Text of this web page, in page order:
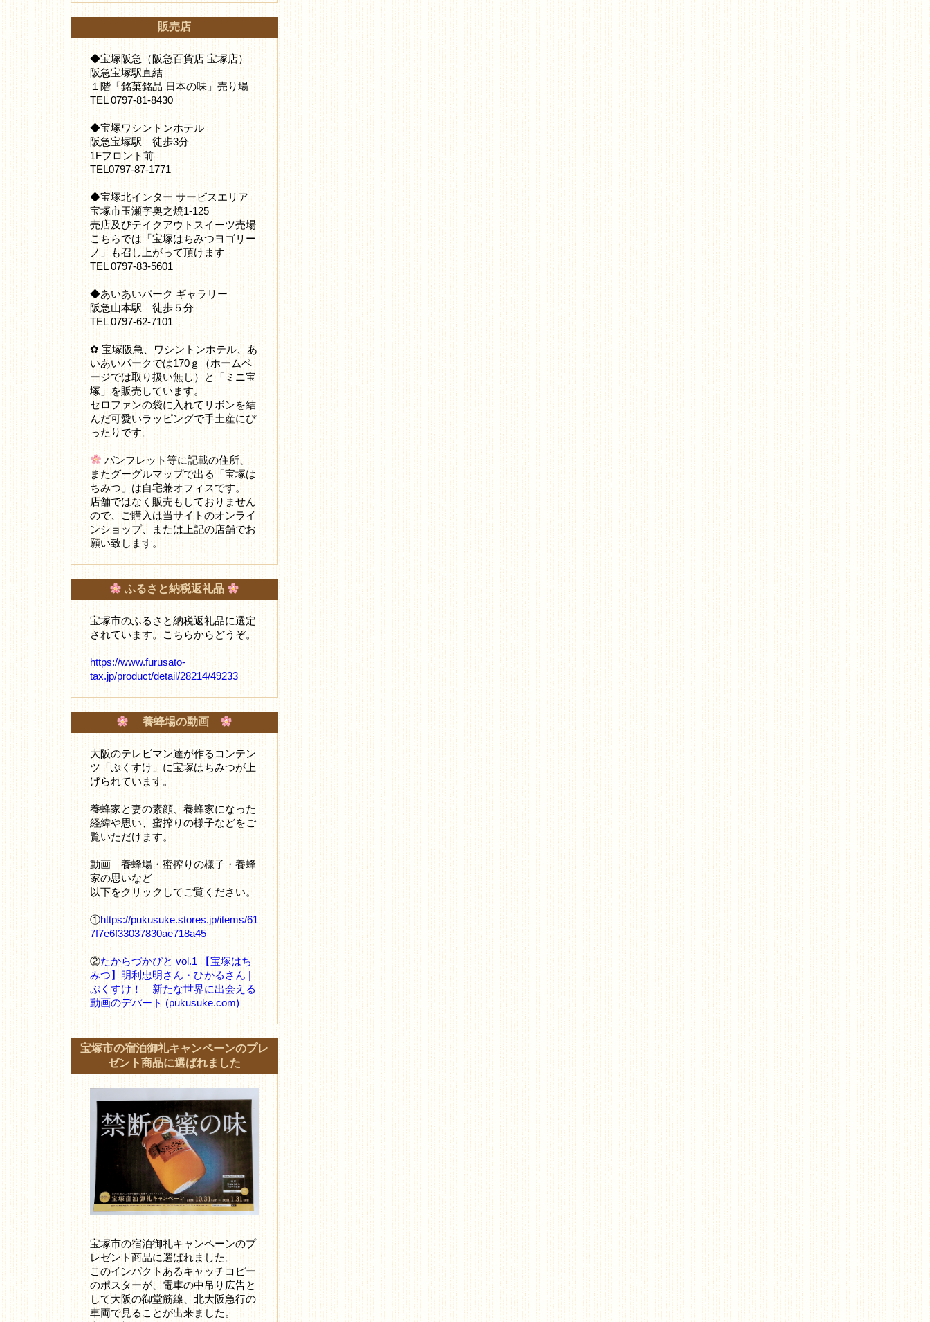
販売店
◆宝塚阪急（阪急百貨店 宝塚店）
阪急宝塚駅直結
１階「銘菓銘品 日本の味」売り場
TEL 0797-81-8430
◆宝塚ワシントンホテル
阪急宝塚駅 徒歩3分
1Fフロント前
TEL0797-87-1771
◆宝塚北インター サービスエリア
宝塚市玉瀬字奥之焼1-125
売店及びテイクアウトスイーツ売場
こちらでは「宝塚はちみつヨゴリー
ノ」も召し上がって頂けます
TEL 0797-83-5601
◆あいあいパーク ギャラリー
阪急山本駅 徒歩５分
TEL 0797-62-7101
✿ 宝塚阪急、ワシントンホテル、あ
いあいパークでは170ｇ（ホームペ
ージでは取り扱い無し）と「ミニ宝
塚」を販売しています。
セロファンの袋に入れてリボンを結
んだ可愛いラッピングで手土産にぴ
ったりです。
パンフレット等に記載の住所、
またグーグルマップで出る「宝塚は
ちみつ」は自宅兼オフィスです。
店舗ではなく販売もしておりません
ので、ご購入は当サイトのオンライ
ンショップ、または上記の店舗でお
願い致します。
ふるさと納税返礼品
宝塚市のふるさと納税返礼品に選定
されています。こちらからどうぞ。
https://www.furusato-
tax.jp/product/detail/28214/49233
養蜂場の動画
大阪のテレビマン達が作るコンテン
ツ「ぷくすけ」に宝塚はちみつが上
げられています。
養蜂家と妻の素顔、養蜂家になった
経緯や思い、蜜搾りの様子などをご
覧いただけます。
動画 養蜂場・蜜搾りの様子・養蜂
家の思いなど
以下をクリックしてご覧ください。
①https://pukusuke.stores.jp/items/61
7f7e6f33037830ae718a45
②たからづかびと vol.1 【宝塚はち
みつ】明利忠明さん・ひかるさん |
ぷくすけ！｜新たな世界に出会える
動画のデパート (pukusuke.com)
宝塚市の宿泊御礼キャンペーンのプレ
ゼント商品に選ばれました
宝塚市の宿泊御礼キャンペーンのプ
レゼント商品に選ばれました。
このインパクトあるキャッチコピー
のポスターが、電車の中吊り広告と
して大阪の御堂筋線、北大阪急行の
車両で見ることが出来ました。